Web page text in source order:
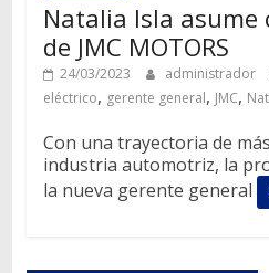
Natalia Isla asume
de JMC MOTORS
24/03/2023 administrador
eléctrico, gerente general, JMC,
Con una trayectoria de
industria automotriz, la
la nueva gerente general